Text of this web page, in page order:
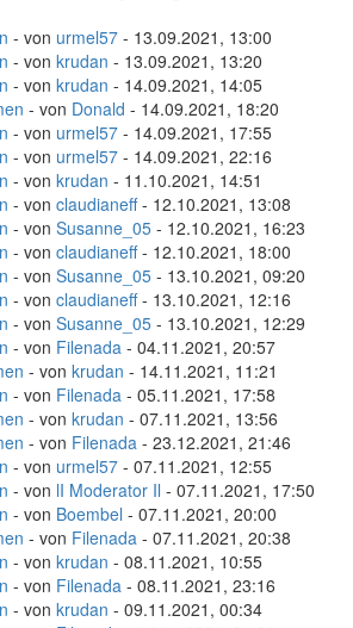
- von urmel57 - 13.09.2021, 13:00
- von krudan - 13.09.2021, 13:20
- von krudan - 14.09.2021, 14:05
- von Donald - 14.09.2021, 18:20
- von urmel57 - 14.09.2021, 17:55
- von urmel57 - 14.09.2021, 22:16
- von krudan - 11.10.2021, 14:51
- von claudianeff- 12.10.2021, 13:08
- von Susanne_05 - 12.10.2021, 16:23
- von claudianeff- 12.10.2021, 18:00
- von Susanne_05 - 13.10.2021, 09:20
- von claudianeff- 13.10.2021, 12:16
- von Susanne_05 - 13.10.2021, 12:29
- von Filenada - 04.11.2021, 20:57
- von krudan - 14.11.2021, 11:21
- von Filenada - 05.11.2021, 17:58
- von krudan - 07.11.2021, 13:56
- von Filenada - 23.12.2021, 21:46
- von urmel57 - 07.11.2021, 12:55
- von lI Moderator Il - 07.11.2021, 17:50
- von Boembel - 07.11.2021, 20:00
- von Filenada - 07.11.2021, 20:38
- von krudan - 08.11.2021, 10:55
- von Filenada - 08.11.2021, 23:16
- von krudan - 09.11.2021, 00:34